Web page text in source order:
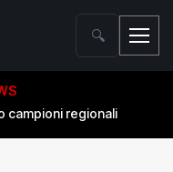
🔍
campioni regionali